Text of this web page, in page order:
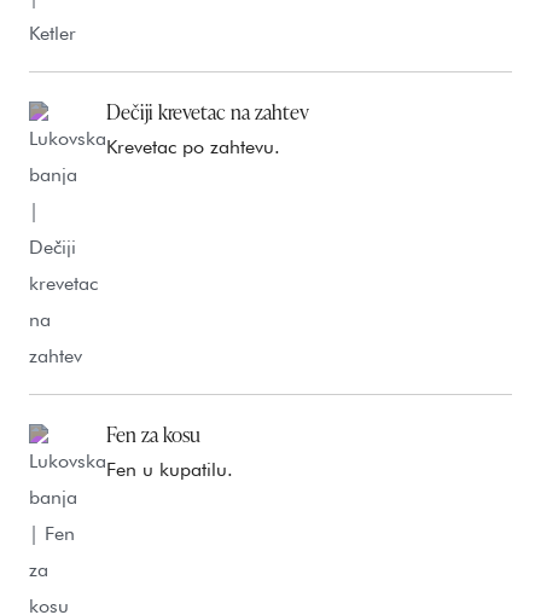
Dečiji krevetac na zahtev
Krevetac po zahtevu.
Fen za kosu
Fen u kupatilu.